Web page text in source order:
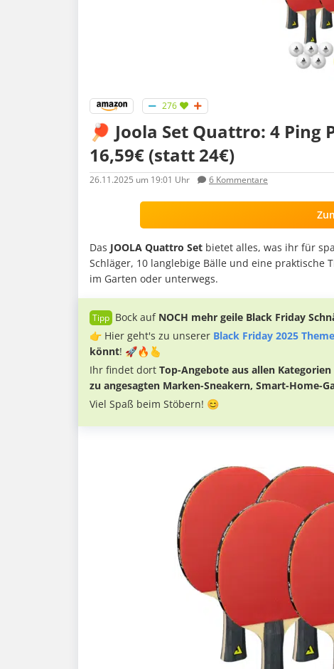
276
🏓 Joola Set Quattro: 4 Ping
16,59€ (statt 24€)
26.11.2025 um 19:01 Uhr 6 Kommentare
Das JOOLA Quattro Set bietet alles, was ihr für
Schläger, 10 langlebige Bälle und eine praktische
im Garten oder unterwegs.
Bock auf NOCH mehr geile Black Friday
👉 Hier geht's zu unserer Black Friday 2025
könnt! 🚀🔥🫰
Ihr findet dort Top-Angebote aus allen
zu angesagten Marken-Sneakern, Smart-Home-
Viel Spaß beim Stöbern! 😊